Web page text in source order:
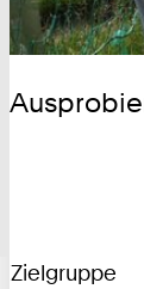
Zielgruppe